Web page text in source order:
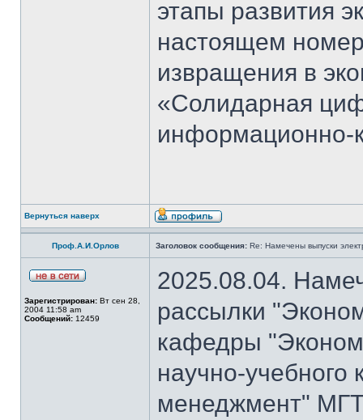
этапы развития
настоящем
извращения в
«Солидарная
информационно-
Вернуться наверх
Проф.А.И.Орлов Заголовок сообщения: Re: Намечены выпуски
Зарегистрирован: Вт сен 28,
2004 11:58 am
Сообщений: 12459
2025.08.04.
рассылки
кафедры
научно-
менеджмент"